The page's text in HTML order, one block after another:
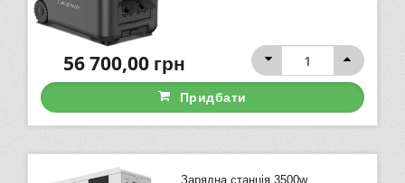
56 700,00грн
Придбати
Зарядна станція 3500w